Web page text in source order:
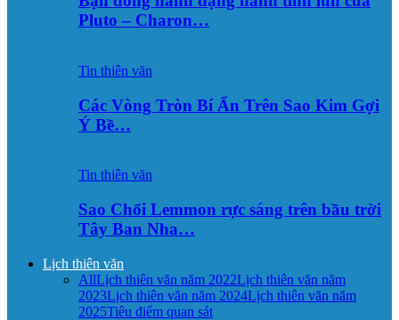
Pluto – Charon…
Tin thiên văn
Các Vòng Tròn Bí Ẩn Trên Sao Kim Gợi
Ý Bề…
Tin thiên văn
Sao Chổi Lemmon rực sáng trên bầu trời
Tây Ban Nha…
Lịch thiên văn
AllLịch thiên văn năm 2022Lịch thiên văn năm
2023Lịch thiên văn năm 2024Lịch thiên văn năm
2025Tiêu điểm quan sát